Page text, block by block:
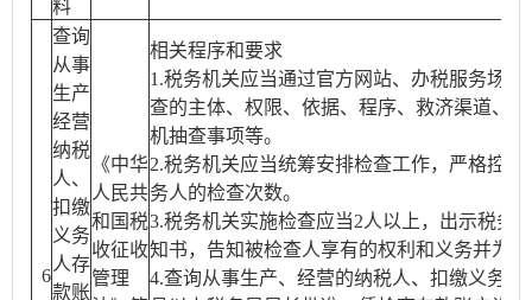
料
6
查询
从事
生产
经营
纳税
人、
扣缴
义务
人存
款账
《中华
人民共
和国税
收征收
管理
相关程序和要求
1.税务机关应当通过官方网站、办税服务场
查的主体、权限、依据、程序、救济渠道、
机抽查事项等。
2.税务机关应当统筹安排检查工作，严格控
务人的检查次数。
3.税务机关实施检查应当2人以上，出示税务
知书，告知被检查人享有的权利和义务并为
4.查询从事生产、经营的纳税人、扣缴义务人